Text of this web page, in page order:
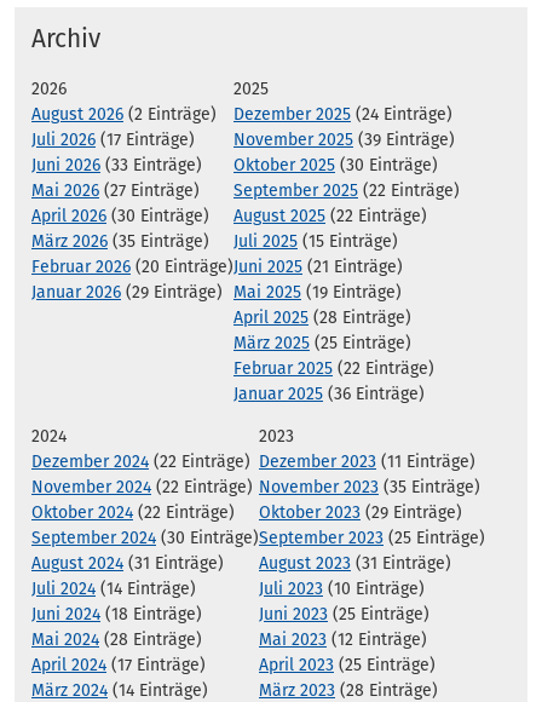
Archiv
2026
August 2026 (2 Einträge)
Juli 2026 (17 Einträge)
Juni 2026 (33 Einträge)
Mai 2026 (27 Einträge)
April 2026 (30 Einträge)
März 2026 (35 Einträge)
Februar 2026 (20 Einträge)
Januar 2026 (29 Einträge)
2025
Dezember 2025 (24 Einträge)
November 2025 (39 Einträge)
Oktober 2025 (30 Einträge)
September 2025 (22 Einträge)
August 2025 (22 Einträge)
Juli 2025 (15 Einträge)
Juni 2025 (21 Einträge)
Mai 2025 (19 Einträge)
April 2025 (28 Einträge)
März 2025 (25 Einträge)
Februar 2025 (22 Einträge)
Januar 2025 (36 Einträge)
2024
Dezember 2024 (22 Einträge)
November 2024 (22 Einträge)
Oktober 2024 (22 Einträge)
September 2024 (30 Einträge)
August 2024 (31 Einträge)
Juli 2024 (14 Einträge)
Juni 2024 (18 Einträge)
Mai 2024 (28 Einträge)
April 2024 (17 Einträge)
März 2024 (14 Einträge)
2023
Dezember 2023 (11 Einträge)
November 2023 (35 Einträge)
Oktober 2023 (29 Einträge)
September 2023 (25 Einträge)
August 2023 (31 Einträge)
Juli 2023 (10 Einträge)
Juni 2023 (25 Einträge)
Mai 2023 (12 Einträge)
April 2023 (25 Einträge)
März 2023 (28 Einträge)